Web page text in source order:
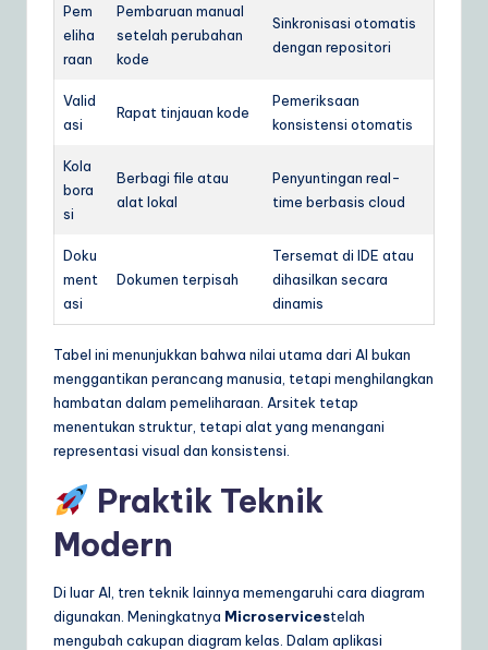
Pem
eliha
raan
Pembaruan manual
setelah perubahan
kode
Sinkronisasi otomatis
dengan repositori
Valid
asi
Rapat tinjauan kode
Pemeriksaan
konsistensi otomatis
Kola
bora
si
Berbagi file atau
alat lokal
Penyuntingan real-
time berbasis cloud
Doku
ment
asi
Dokumen terpisah
Tersemat di IDE atau
dihasilkan secara
dinamis
Tabel ini menunjukkan bahwa nilai utama dari AI bukan
menggantikan perancang manusia, tetapi menghilangkan
hambatan dalam pemeliharaan. Arsitek tetap
menentukan struktur, tetapi alat yang menangani
representasi visual dan konsistensi.
Praktik Teknik
Modern
Di luar AI, tren teknik lainnya memengaruhi cara diagram
digunakan. Meningkatnya Microservicestelah
mengubah cakupan diagram kelas. Dalam aplikasi